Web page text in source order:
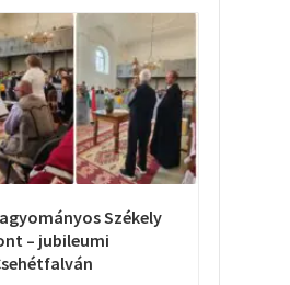
Székely
– jubileumi